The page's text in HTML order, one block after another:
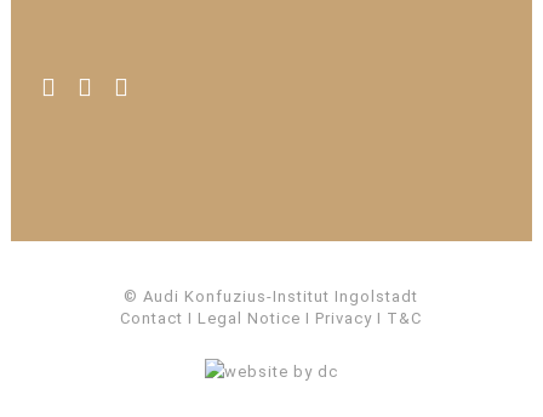
© Audi Konfuzius-Institut Ingolstadt
Contact I Legal Notice I Privacy I T&C